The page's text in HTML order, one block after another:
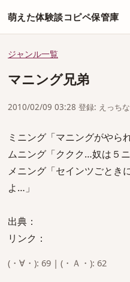
萌えた体験談コピペ保管庫
ジャンル一覧
マニング兄弟
2010/02/09 03:28 登録: えっち
ミニング「マニングがやら
ムニング「ククク…奴は５
メニング「セインツごとき
よ…」
出典：
リンク：
(・∀・): 69 | (・Ａ・): 62